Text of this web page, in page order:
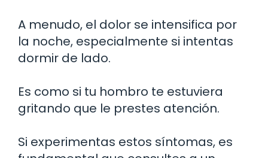
A menudo, el dolor se intensifica por
la noche, especialmente si intentas
dormir de lado.
Es como si tu hombro te estuviera
gritando que le prestes atención.
Si experimentas estos síntomas, es